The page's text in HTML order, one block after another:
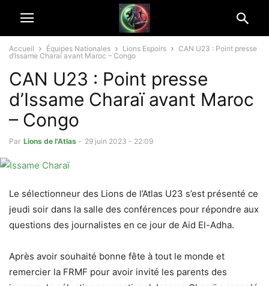
Accueil Équipes Nationales Lions Espoirs
CAN U23 : Point presse
d’Issame Charaï avant Maroc – Congo
CAN U23 : Point presse
d’Issame Charaï avant Maroc
– Congo
Par Lions de l'Atlas - 29 juin 2023 - 22:09
Le sélectionneur des Lions de l’Atlas U23 s’est présenté ce
jeudi soir dans la salle des conférences pour répondre aux
questions des journalistes en ce jour de Aid El-Adha.
Après avoir souhaité bonne fête à tout le monde et
remercier la FRMF pour avoir invité les parents des